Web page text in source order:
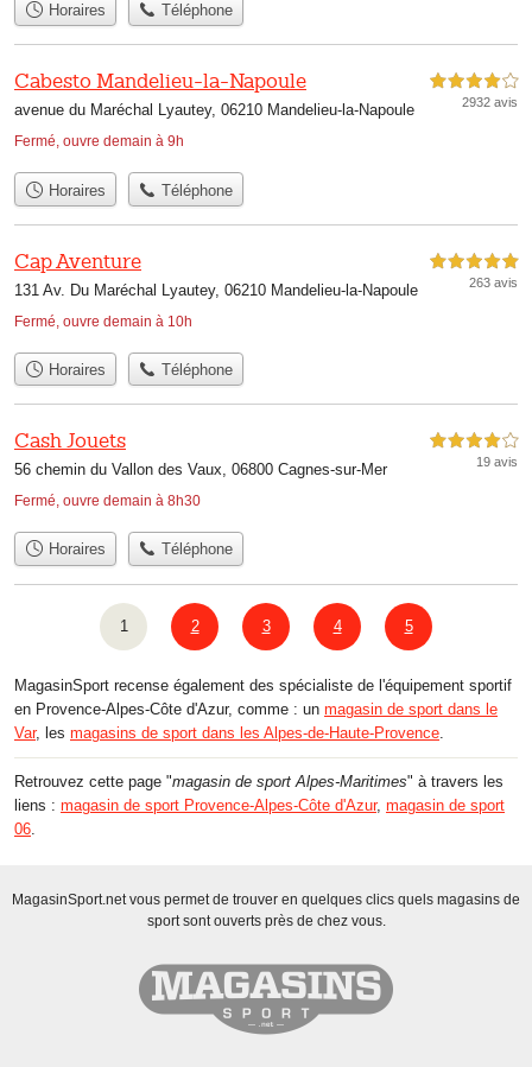
Horaires Téléphone
Cabesto Mandelieu-la-Napoule
avenue du Maréchal Lyautey, 06210 Mandelieu-la-Napoule
Fermé, ouvre demain à 9h
4,0 étoiles sur 5
2932 avis
Horaires Téléphone
Cap Aventure
131 Av. Du Maréchal Lyautey, 06210 Mandelieu-la-Napoule
Fermé, ouvre demain à 10h
5,0 étoiles sur 5
263 avis
Horaires Téléphone
Cash Jouets
56 chemin du Vallon des Vaux, 06800 Cagnes-sur-Mer
Fermé, ouvre demain à 8h30
4,0 étoiles sur 5
19 avis
Horaires Téléphone
1 2 3 4 5
MagasinSport recense également des spécialiste de l'équipement sportif
en Provence-Alpes-Côte d'Azur, comme : un magasin de sport dans le
Var, les magasins de sport dans les Alpes-de-Haute-Provence
Retrouvez cette page "magasin de sport Alpes-Maritimes" à travers les
liens : magasin de sport Provence-Alpes-Côte d'Azur, magasin de sport
06
MagasinSport.net vous permet de trouver en quelques clics quels magasins de
sport sont ouverts près de chez vous.